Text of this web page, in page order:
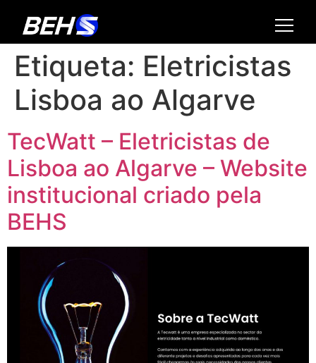
Etiqueta: Eletricistas
Lisboa ao Algarve
TecWatt – Eletricistas de
Lisboa ao Algarve – Website
institucional criado pela
BEHS